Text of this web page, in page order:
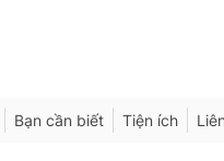
Bạn cần biết Tiện ích